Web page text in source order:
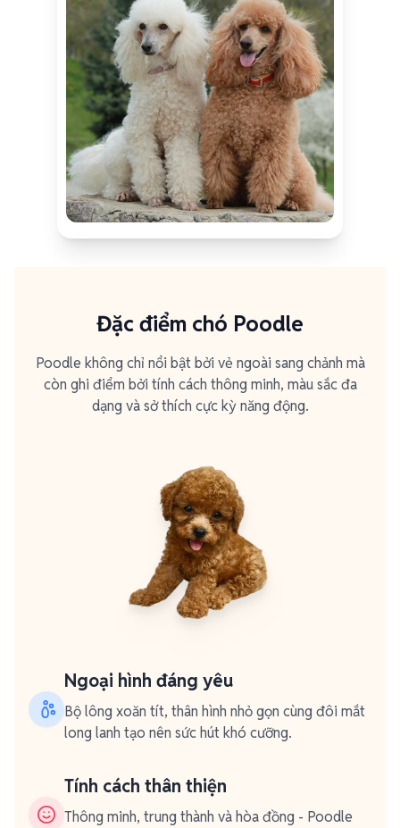
Đặc điểm chó Poodle
Poodle không chỉ nổi bật bởi vẻ ngoài sang chảnh mà
còn ghi điểm bởi tính cách thông minh, màu sắc đa
dạng và sở thích cực kỳ năng động.
Ngoại hình đáng yêu
Bộ lông xoăn tít, thân hình nhỏ gọn cùng đôi mắt
long lanh tạo nên sức hút khó cưỡng.
Tính cách thân thiện
Thông minh, trung thành và hòa đồng - Poodle